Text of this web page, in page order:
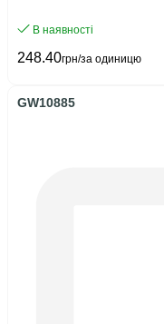
В наявності
248.40грн/за одиницю
GW10885